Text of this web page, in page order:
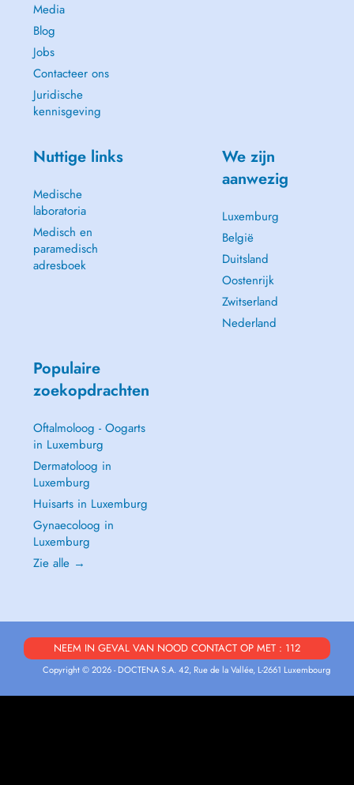
Media
Blog
Jobs
Contacteer ons
Juridische
kennisgeving
Nuttige links
Medische
laboratoria
Medisch en
paramedisch
adresboek
We zijn
aanwezig
Luxemburg
België
Duitsland
Oostenrijk
Zwitserland
Nederland
Populaire
zoekopdrachten
Oftalmoloog - Oogarts
in Luxemburg
Dermatoloog in
Luxemburg
Huisarts in Luxemburg
Gynaecoloog in
Luxemburg
Zie alle →
NEEM IN GEVAL VAN NOOD CONTACT OP MET : 112
Copyright © 2026 - DOCTENA S.A. 42, Rue de la Vallée, L-2661 Luxembourg